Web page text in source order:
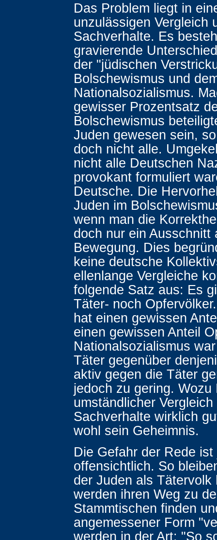
Das Problem liegt in
unzulässigen Vergleich
Sachverhalte. Es
gravierende
der "jüdischen
Bolschewismus und
Nationalsozialismus.
gewisser Prozentsatz
Bolschewismus
Juden gewesen sein,
doch nicht alle.
nicht alle Deutschen
provokant formuliert
Deutsche. Die
Juden im
wenn man die
doch nur ein Ausschnitt
Bewegung. Dies
keine deutsche
ellenlange Vergleiche
folgende Satz aus: Es
Täter- noch
hat einen gewissen
einen gewissen Anteil
Nationalsozialismus
Täter gegenüber
aktiv gegen die Täter
jedoch zu gering. Wozu
umständlicher
Sachverhalte wirklich
wohl sein Geheimnis.
Die Gefahr der Rede ist
offensichtlich. So
der Juden als Tätervolk
werden ihren Weg zu
Stammtischen finden
angemessener Form
werden in der Art: "So